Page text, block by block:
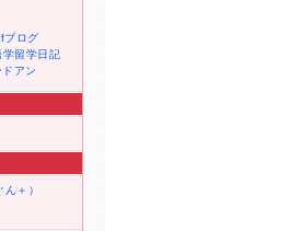
ブログ
留学日記
アン
＋）